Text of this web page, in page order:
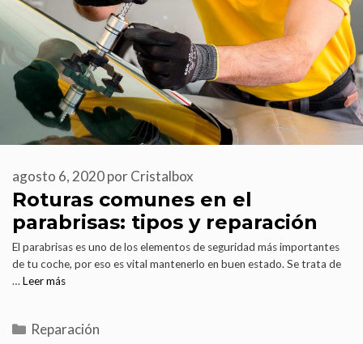
Roturas comunes en el
parabrisas: tipos y reparación
agosto 6, 2020porCristalbox
El parabrisas es uno de los elementos de seguridad más importantes
de tu coche, por eso es vital mantenerlo en buen estado. Se trata de
…Leer más
Reparación